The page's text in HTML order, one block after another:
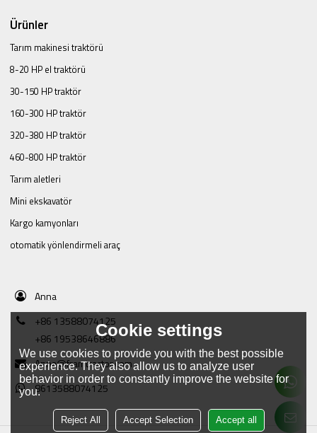
Ürünler
Tarım makinesi traktörü
8-20 HP el traktörü
30-150 HP traktör
160-300 HP traktör
320-380 HP traktör
460-800 HP traktör
Tarım aletleri
Mini ekskavatör
Kargo kamyonları
otomatik yönlendirmeli araç
Anna
+86 13588074125
+86 19538646886
Anna@framtractor.com
8613588074125
Cookie settings
We use cookies to provide you with the best possible
experience. They also allow us to analyze user
behavior in order to constantly improve the website for
you.
Reject All Accept Selection Accept all